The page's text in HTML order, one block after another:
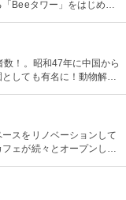
Beeタワー」をはじめ、
！。昭和47年に中国から
しても有名に！動物解説
スをリノベーションして
ェが続々とオープンした
。